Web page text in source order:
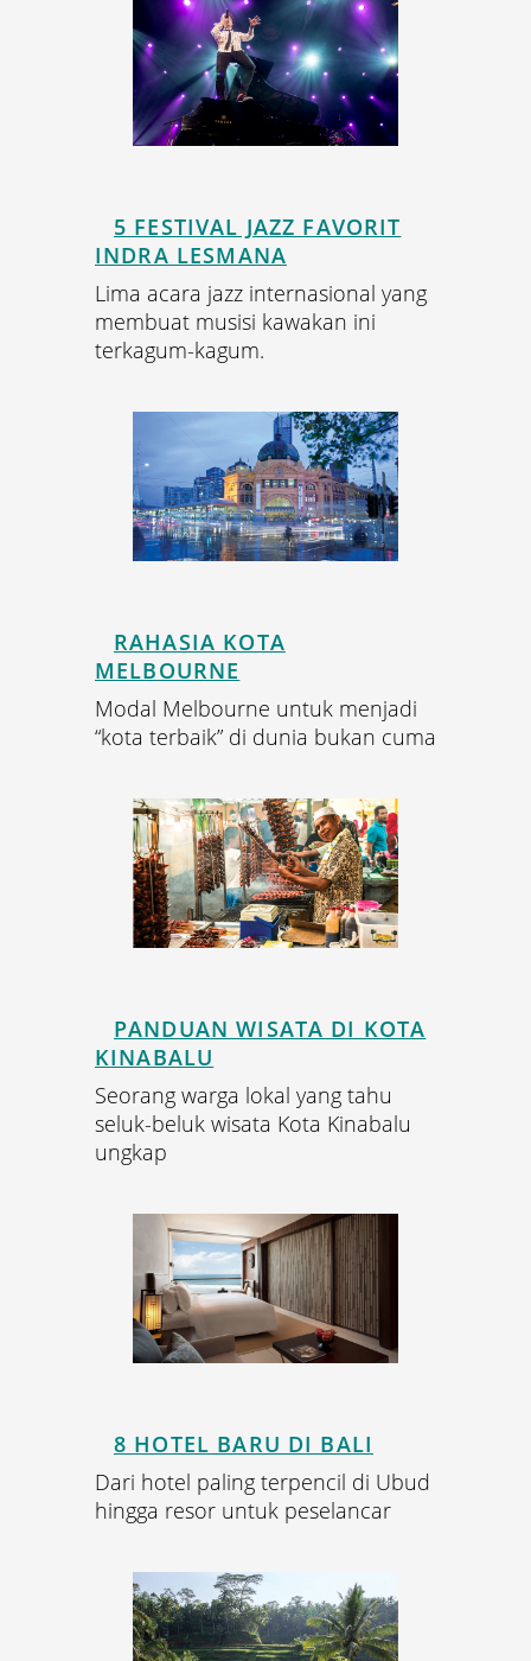
5 FESTIVAL JAZZ FAVORIT
INDRA LESMANA
Lima acara jazz internasional yang
membuat musisi kawakan ini
terkagum-kagum.
RAHASIA KOTA
MELBOURNE
Modal Melbourne untuk menjadi
“kota terbaik” di dunia bukan cuma
PANDUAN WISATA DI KOTA
KINABALU
Seorang warga lokal yang tahu
seluk-beluk wisata Kota Kinabalu
ungkap
8 HOTEL BARU DI BALI
Dari hotel paling terpencil di Ubud
hingga resor untuk peselancar